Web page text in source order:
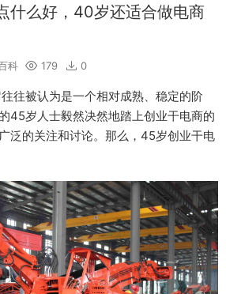
什么好，40岁还适合做电商
科 179 0
往被认为是一个相对成熟、稳定的阶
45岁人士毅然决然地踏上创业干电商的
泛的关注和讨论。那么，45岁创业干电